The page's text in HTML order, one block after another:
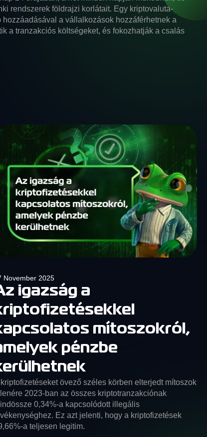
rendszerek földrajzi korlátait. Egy kriptovaluta-
a vállalkozások hozzáférhetnek a
a tranzakciós költségeket, és fokozhatják a csalás
November 2025
igazság a
mítoszokról,
pénzbe
övező széles körben elterjedt mítoszok
2023-ban az összes kriptotranzakciónak
0,34%-a kapcsolódott illegális
Ez azt jelenti, hogy a kriptofizetések
a teljesen legitim.